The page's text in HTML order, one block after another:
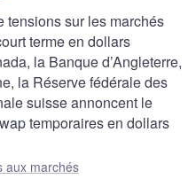
tensions sur les marchés
terme en dollars
la Banque d’Angleterre,
la Réserve fédérale des
suisse annoncent le
temporaires en dollars
aux marchés